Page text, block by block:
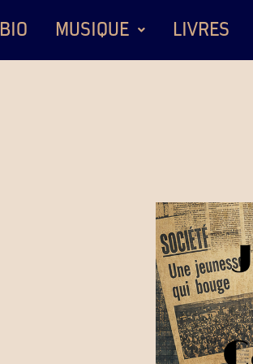
BIO MUSIQUE LIVRES